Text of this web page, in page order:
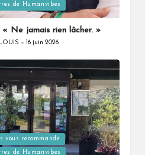
de Humanvibes
« Ne jamais rien lâcher. »
16 juin 2026
vous recommande
de Humanvibes